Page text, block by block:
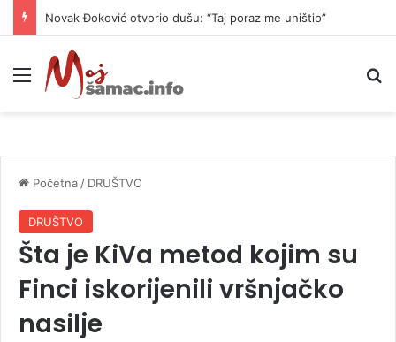
Novak Đoković otvorio dušu: “Taj poraz me uništio”
Meni
Početna / DRUŠTVO
DRUŠTVO
Šta je KiVa metod kojim su
Finci iskorijenili vršnjačko
nasilje